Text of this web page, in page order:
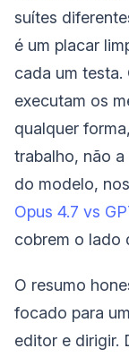
suítes
é um placar
cada um
executam os
qualquer
trabalho, não
do modelo,
Opus 4.7 vs
cobrem o lado
O resumo
focado para
editor e dirigir.